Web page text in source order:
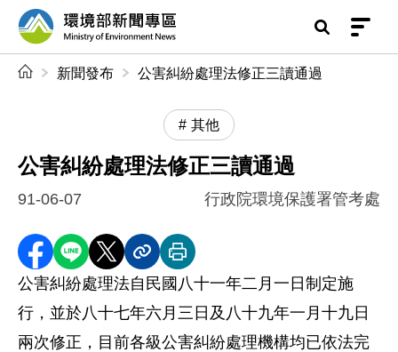
前往中央內容區塊
環境部新聞專區
新聞發布 公害糾紛處理法修正三讀通過
其他
公害糾紛處理法修正三讀通過
91-06-07 行政院環境保護署管考處
分享至 Facebook
分享到 LINE
分享到 X分享內容連結
列印本頁
公害糾紛處理法自民國八十一年二月一日制定施
行，並於八十七年六月三日及八十九年一月十九日
兩次修正，目前各級公害糾紛處理機構均已依法完